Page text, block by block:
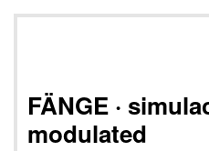
FÄNGE ·
modulated